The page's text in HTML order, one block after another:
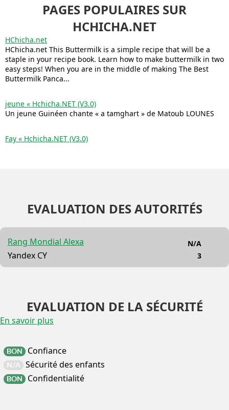
PAGES POPULAIRES SUR
HCHICHA.NET
HChicha.net
HChicha.net This Buttermilk is a simple recipe that will be a
staple in your recipe book. Learn how to make buttermilk in two
easy steps! When you are in the middle of making The Best
Buttermilk Panca...
jeune « Hchicha.NET (V3.0)
Un jeune Guinéen chante « a tamghart » de Matoub LOUNES
Fay « Hchicha.NET (V3.0)
EVALUATION DES AUTORITÉS
Rang Mondial Alexa
Yandex CY
N/A
3
EVALUATION DE LA SÉCURITÉ
En savoir plus
BON Confiance
N/A Sécurité des enfants
BON Confidentialité